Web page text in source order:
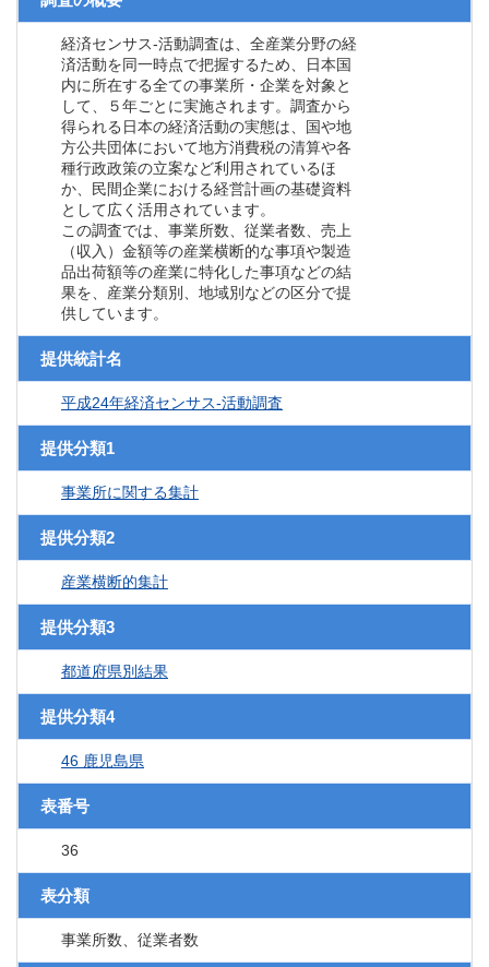
経済センサス‐活動調査は、全産業分野の経
済活動を同一時点で把握するため、日本国
内に所在する全ての事業所・企業を対象と
して、５年ごとに実施されます。調査から
得られる日本の経済活動の実態は、国や地
方公共団体において地方消費税の清算や各
種行政政策の立案など利用されているほ
か、民間企業における経営計画の基礎資料
として広く活用されています。
この調査では、事業所数、従業者数、売上
（収入）金額等の産業横断的な事項や製造
品出荷額等の産業に特化した事項などの結
果を、産業分類別、地域別などの区分で提
供しています。
提供統計名
平成24年経済センサス‐活動調査
提供分類1
事業所に関する集計
提供分類2
産業横断的集計
提供分類3
都道府県別結果
提供分類4
46 鹿児島県
表番号
36
表分類
事業所数、従業者数